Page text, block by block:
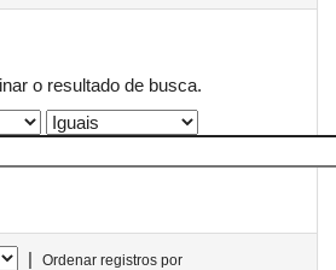
o resultado de busca.
|
Ordenar registros por